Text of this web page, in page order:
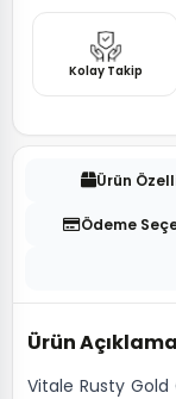
Kolay Takip
Ürün
Ödeme
Ürün
Vitale Rusty Gold